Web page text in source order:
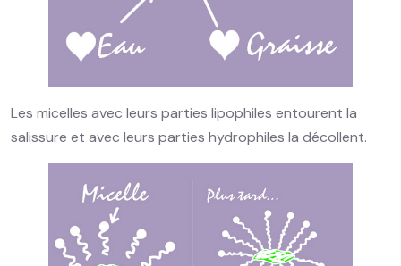
Les micelles avec leurs parties lipophiles entourent la
salissure et avec leurs parties hydrophiles la décollent.